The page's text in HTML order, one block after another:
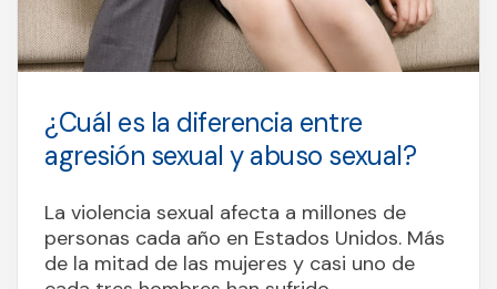
¿Cuál es la diferencia entre
agresión sexual y abuso sexual?
La violencia sexual afecta a millones de
personas cada año en Estados Unidos. Más
de la mitad de las mujeres y casi uno de